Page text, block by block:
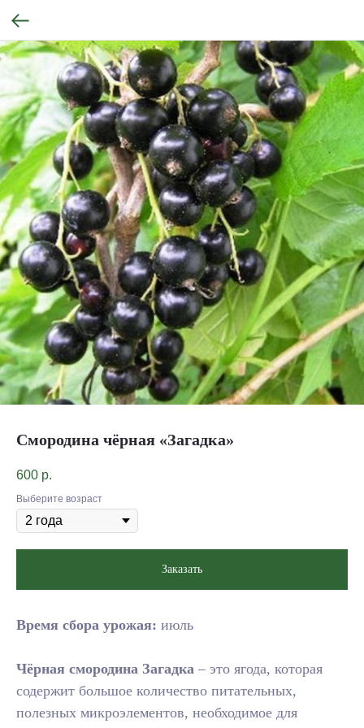
Смородина чёрная «Загадка»
600 р.
Выберите возраст
Заказать
Время сбора урожая: июль
Чёрная смородина Загадка – это ягода, которая
содержит большое количество питательных,
полезных микроэлементов, необходимое для